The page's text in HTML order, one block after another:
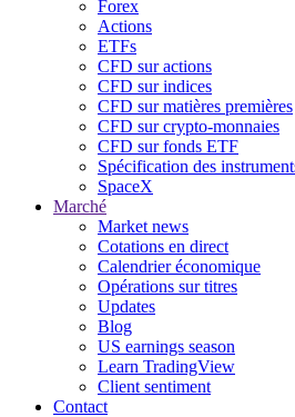
Forex
Actions
ETFs
CFD sur actions
CFD sur indices
CFD sur matières premières
CFD sur crypto-monnaies
CFD sur fonds ETF
Spécification des
SpaceX
Marché
Market news
Cotations en direct
Calendrier économique
Opérations sur titres
Updates
Blog
US earnings season
Learn TradingView
Client sentiment
Contact